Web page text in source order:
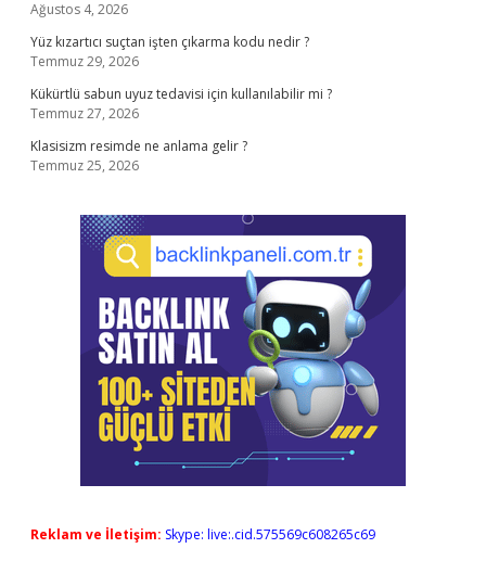
Ağustos 4, 2026
Yüz kızartıcı suçtan işten çıkarma kodu nedir ?
Temmuz 29, 2026
Kükürtlü sabun uyuz tedavisi için kullanılabilir mi ?
Temmuz 27, 2026
Klasisizm resimde ne anlama gelir ?
Temmuz 25, 2026
Reklam ve İletişim: Skype: live:.cid.575569c608265c69